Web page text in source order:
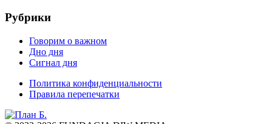
Рубрики
Говорим о важном
Дно дня
Сигнал дня
Политика конфиденциальности
Правила перепечатки